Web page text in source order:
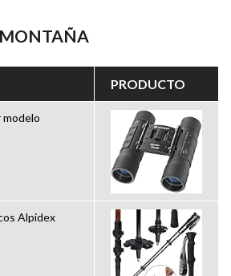
PRODUCTO
modelo
Alpidex